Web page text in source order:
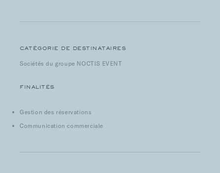
CATÉGORIE DE DESTINATAIRES
Sociétés du groupe NOCTIS EVENT
FINALITÉS
Gestion des réservations
Communication commerciale